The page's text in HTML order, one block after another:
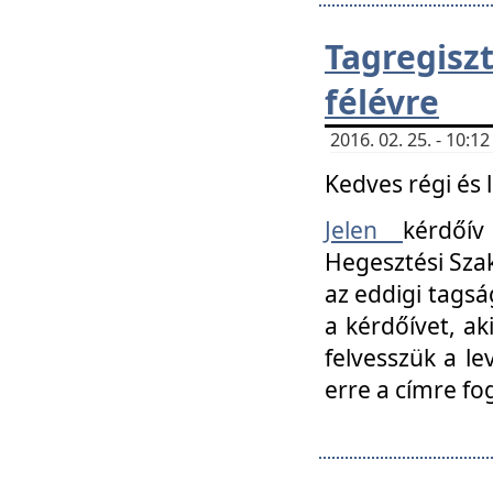
félévre
2016. 02. 25. -
Kedves régi
Jelen
Hegesztési
az eddigi
a kérdőívet,
felvesszük a
erre a címre